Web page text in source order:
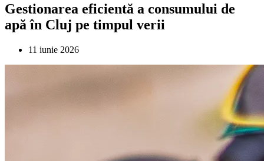
Gestionarea eficientă a consumului de
apă în Cluj pe timpul verii
11 iunie 2026